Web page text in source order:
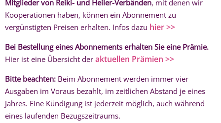
Mitglieder von Reiki- und Heiler-Verbänden, mit denen wir
Kooperationen haben, können ein Abonnement zu
vergünstigten Preisen erhalten. Infos dazu hier >>
Bei Bestellung eines Abonnements erhalten Sie eine Prämie.
Hier ist eine Übersicht der aktuellen Prämien >>
Bitte beachten: Beim Abonnement werden immer vier
Ausgaben im Voraus bezahlt, im zeitlichen Abstand je eines
Jahres. Eine Kündigung ist jederzeit möglich, auch während
eines laufenden Bezugszeitraums.